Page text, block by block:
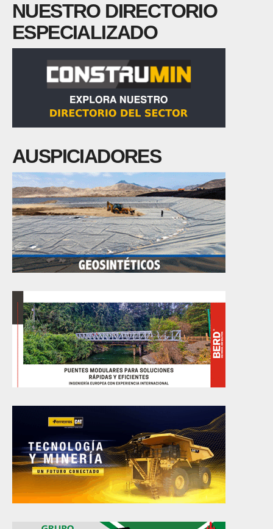
NUESTRO DIRECTORIO
ESPECIALIZADO
AUSPICIADORES